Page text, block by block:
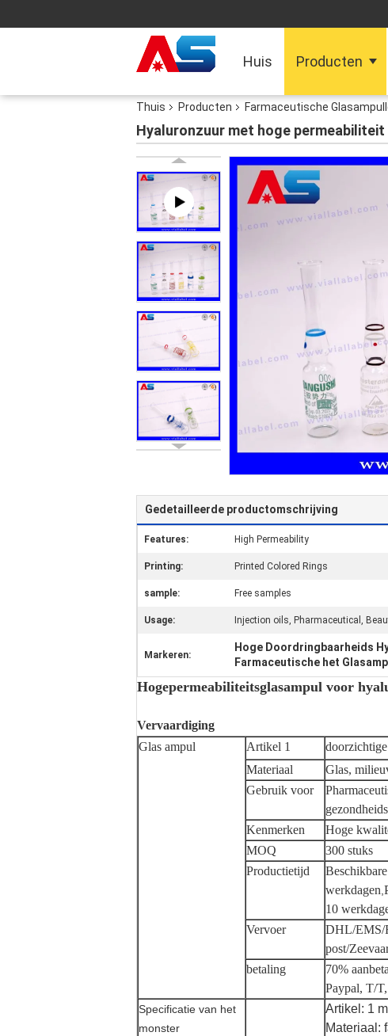
Huis Producten
Thuis Producten Farmaceutische
Hyaluronzuur met hoge
Gedetailleerde productomschrijving
Features: High Permeability
Printing: Printed Colored Rings
sample: Free samples
Usage: Injection oils, Pharmaceutical,
Markeren:
Hoge Doordringbaarheids
Farmaceutische het
Hogepermeabiliteitsglasampul voor
Vervaardiging
Glas ampul
Artikel 1
Materiaal
Glas,
Gebruik voor
Kenmerken
Hoge
MOQ
300 stuks
Productietijd
werkdagen
10
Vervoer
DHL/EMS/
post/
betaling
70%
Paypal, T/
Specificatie van het
monster
Artikel: 1
Materiaal: